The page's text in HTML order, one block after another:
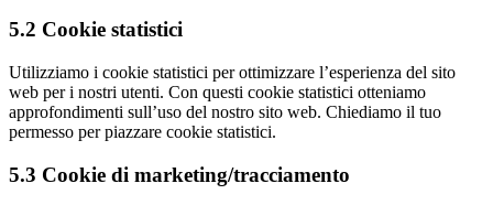
5.2 Cookie statistici
Utilizziamo i cookie statistici per ottimizzare l’esperienza del sito
web per i nostri utenti. Con questi cookie statistici otteniamo
approfondimenti sull’uso del nostro sito web. Chiediamo il tuo
permesso per piazzare cookie statistici.
5.3 Cookie di marketing/tracciamento